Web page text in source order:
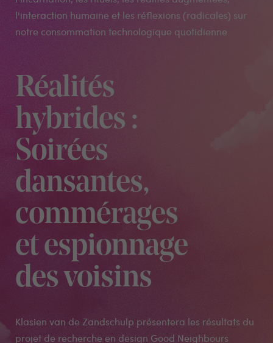
l'interaction humaine et les réflexions (radicales) sur
notre consommation technologique quotidienne.
Réalités
hybrides :
Soirées
dansantes,
commérages
et espionnage
des voisins
Klasien van de Zandschulp présentera les résultats du
projet de recherche en design Good Neighbours